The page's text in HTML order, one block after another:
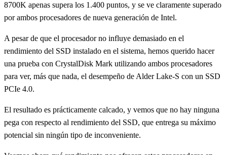
8700K apenas supera los 1.400 puntos, y se ve claramente superado
por ambos procesadores de nueva generación de Intel.
A pesar de que el procesador no influye demasiado en el
rendimiento del SSD instalado en el sistema, hemos querido hacer
una prueba con CrystalDisk Mark utilizando ambos procesadores
para ver, más que nada, el desempeño de Alder Lake-S con un SSD
PCIe 4.0.
El resultado es prácticamente calcado, y vemos que no hay ninguna
pega con respecto al rendimiento del SSD, que entrega su máximo
potencial sin ningún tipo de inconveniente.